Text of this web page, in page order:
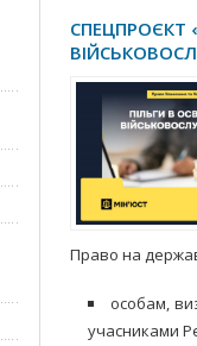
СПЕЦПРОЄКТ
Право на
особам,
учасниками